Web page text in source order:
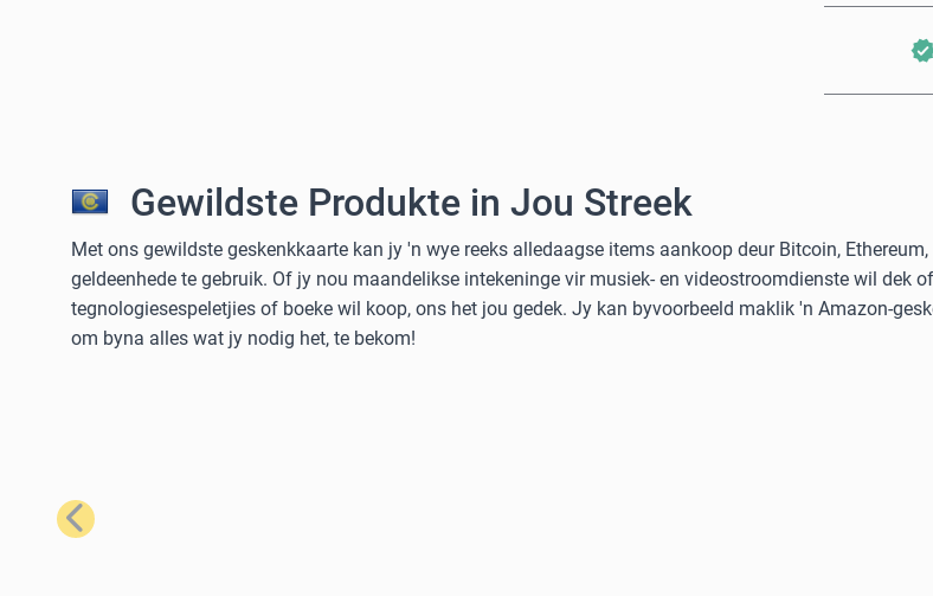
Gewildste Produkte in Jou Streek
Met ons gewildste geskenkkaarte kan jy 'n wye reeks alledaagse items aankoop deur Bitcoin,
geldeenhede te gebruik. Of jy nou maandelikse intekeninge vir musiek- en videostroomdienste wil dek
tegnologiesespeletjies of boeke wil koop, ons het jou gedek. Jy kan byvoorbeeld maklik 'n Amazon-
om byna alles wat jy nodig het, te bekom!
Vorige